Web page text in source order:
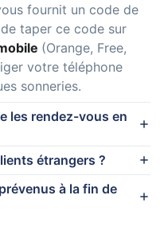
fournit un code de
taper ce code sur
(Orange, Free,
votre téléphone
sonneries.
les rendez-vous en
étrangers ?
à la fin de